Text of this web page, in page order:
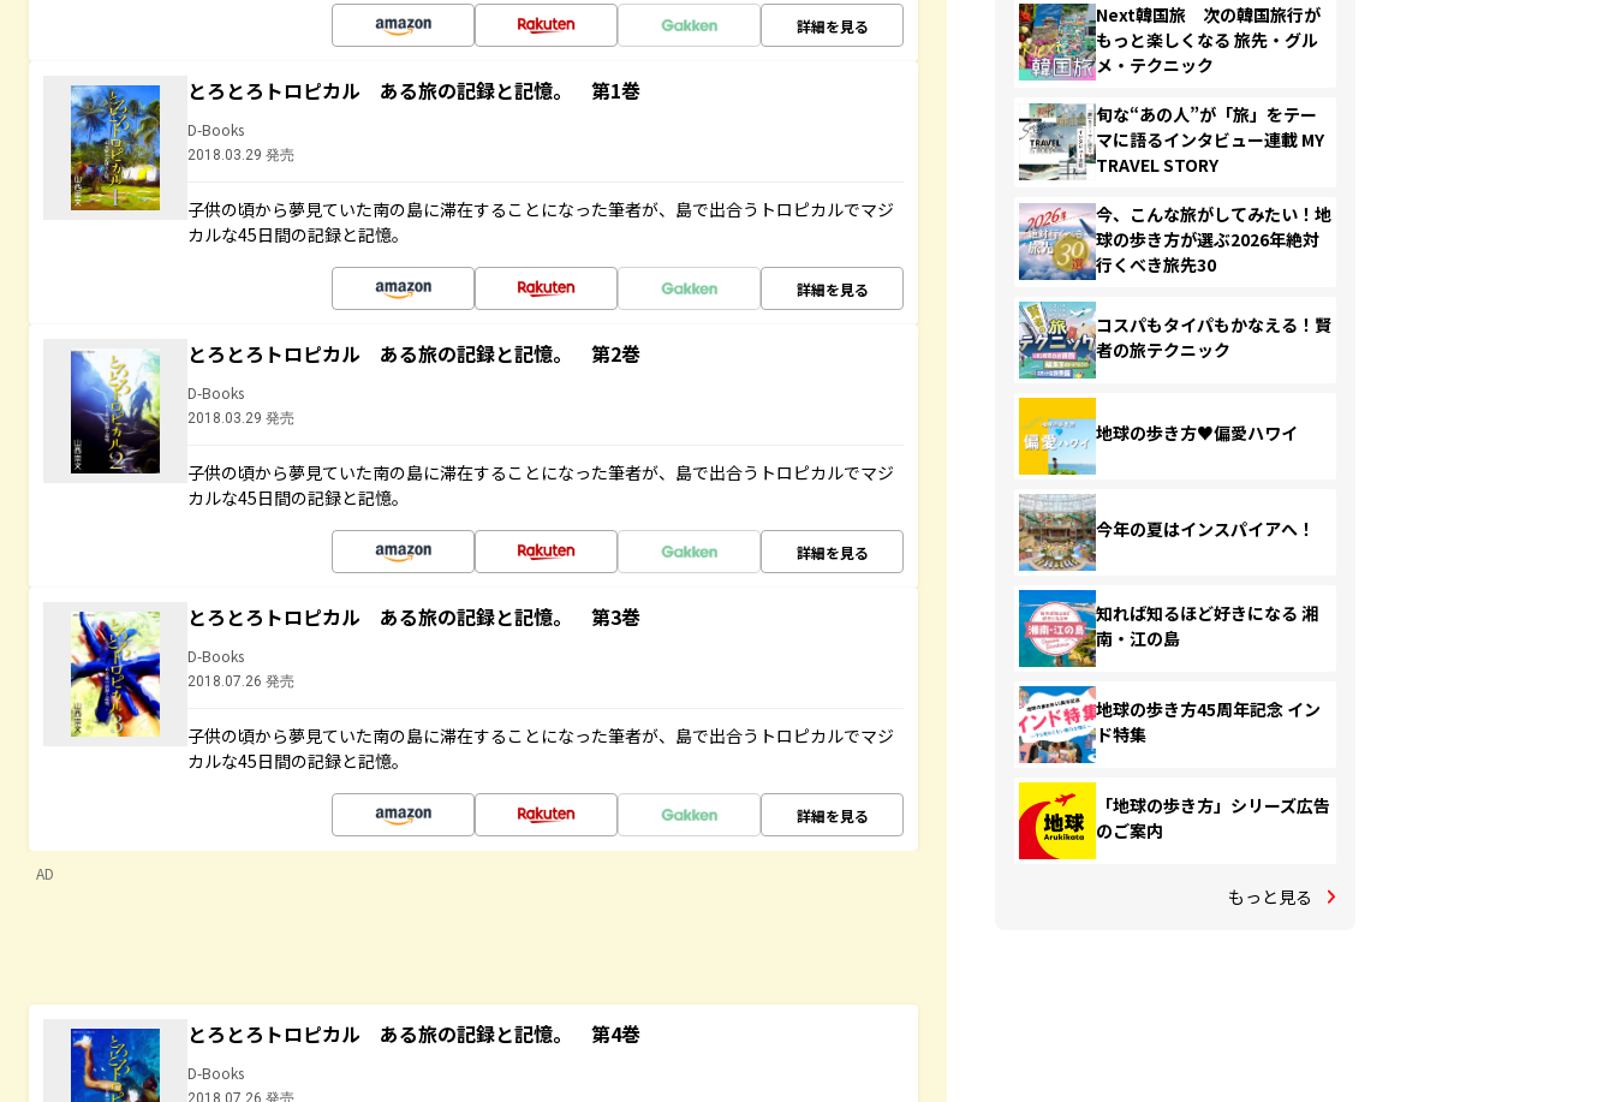
詳細を見る
とろとろトロピカル ある旅の記録と記憶。 第1巻
D-Books
2018.03.29 発売
子供の頃から夢見ていた南の島に滞在することになった筆者が、島で出合うトロピカルでマジ
カルな45日間の記録と記憶。
詳細を見る
とろとろトロピカル ある旅の記録と記憶。 第2巻
D-Books
2018.03.29 発売
子供の頃から夢見ていた南の島に滞在することになった筆者が、島で出合うトロピカルでマジ
カルな45日間の記録と記憶。
詳細を見る
とろとろトロピカル ある旅の記録と記憶。 第3巻
D-Books
2018.07.26 発売
子供の頃から夢見ていた南の島に滞在することになった筆者が、島で出合うトロピカルでマジ
カルな45日間の記録と記憶。
詳細を見る
AD
とろとろトロピカル ある旅の記録と記憶。 第4巻
D-Books
2018.07.26 発売
Next韓国旅 次の韓国旅行が
もっと楽しくなる 旅先・グル
メ・テクニック
旬な“あの人”が「旅」をテー
マに語るインタビュー連載 MY
TRAVEL STORY
今、こんな旅がしてみたい！地
球の歩き方が選ぶ2026年絶対
行くべき旅先30
コスパもタイパもかなえる！賢
者の旅テクニック
地球の歩き方♥偏愛ハワイ
今年の夏はインスパイアへ！
知れば知るほど好きになる 湘
南・江の島
地球の歩き方45周年記念 イン
ド特集
「地球の歩き方」シリーズ広告
のご案内
もっと見る